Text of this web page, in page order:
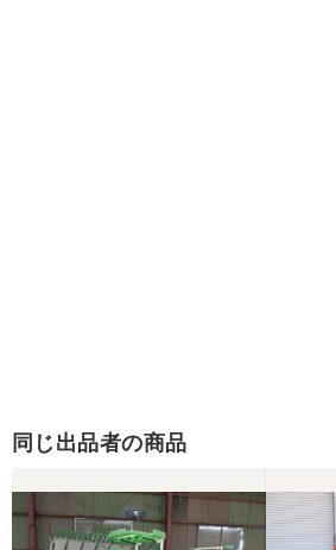
同じ出品者の商品